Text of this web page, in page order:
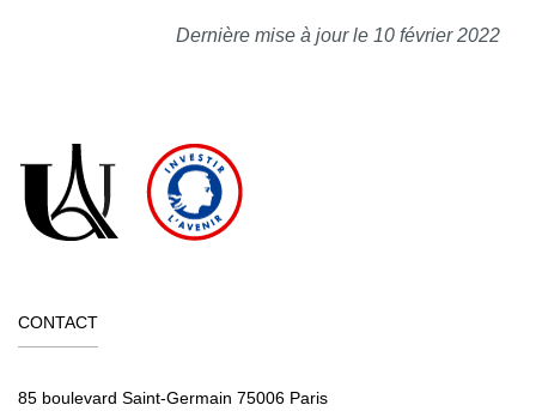
Dernière mise à jour le 10 février 2022
CONTACT
85 boulevard Saint-Germain 75006 Paris